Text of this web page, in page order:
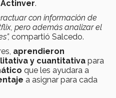
Actinver.
con información de
pero además analizar el
compartió Salcedo.
aprendieron
y cuantitativa para
que les ayudara a
a asignar para cada